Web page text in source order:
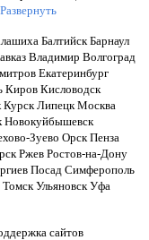
Развернуть
Балтийск Барнаул
Владимир Волгоград
Екатеринбург
Киров Кисловодск
Курск Липецк Москва
Новокуйбышевск
Зуево Орск Пенза
Ржев Ростов-на-Дону
Посад Симферополь
Томск Ульяновск Уфа
сайтов